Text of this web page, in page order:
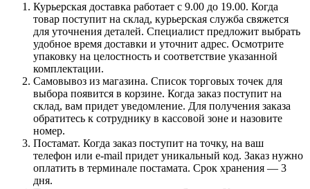
Курьерская доставка работает с 9.00 до 19.00. Когда
товар поступит на склад, курьерская служба свяжется
для уточнения деталей. Специалист предложит выбрать
удобное время доставки и уточнит адрес. Осмотрите
упаковку на целостность и соответствие указанной
комплектации.
Самовывоз из магазина. Список торговых точек для
выбора появится в корзине. Когда заказ поступит на
склад, вам придет уведомление. Для получения заказа
обратитесь к сотруднику в кассовой зоне и назовите
номер.
Постамат. Когда заказ поступит на точку, на ваш
телефон или e-mail придет уникальный код. Заказ нужно
оплатить в терминале постамата. Срок хранения — 3
дня.